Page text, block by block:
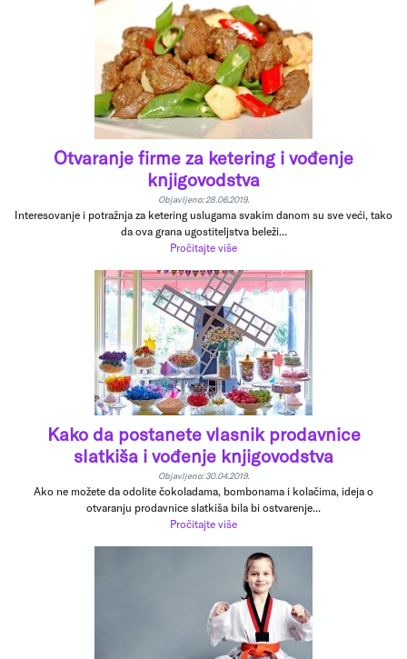
Otvaranje firme za ketering i vođenje
knjigovodstva
Objavljeno: 28.06.2019.
Interesovanje i potražnja za ketering uslugama svakim danom su sve veći, tako
da ova grana ugostiteljstva beleži...
Pročitajte više
Kako da postanete vlasnik prodavnice
slatkiša i vođenje knjigovodstva
Objavljeno: 30.04.2019.
Ako ne možete da odolite čokoladama, bombonama i kolačima, ideja o
otvaranju prodavnice slatkiša bila bi ostvarenje...
Pročitajte više